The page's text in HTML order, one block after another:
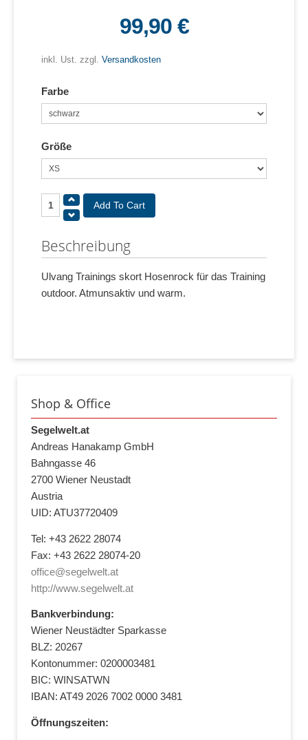
99,90 €
inkl. Ust. zzgl. Versandkosten
Farbe
Größe
Beschreibung
Ulvang Trainings skort Hosenrock für das Training
outdoor. Atmunsaktiv und warm.
Shop & Office
Segelwelt.at
Andreas Hanakamp GmbH
Bahngasse 46
2700 Wiener Neustadt
Austria
UID: ATU37720409
Tel: +43 2622 28074
Fax: +43 2622 28074-20
office@segelwelt.at
http://www.segelwelt.at
Bankverbindung:
Wiener Neustädter Sparkasse
BLZ: 20267
Kontonummer: 0200003481
BIC: WINSATWN
IBAN: AT49 2026 7002 0000 3481
Öffnungszeiten: